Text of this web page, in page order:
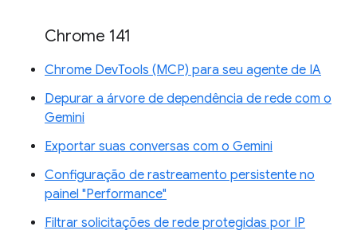
Chrome 141
Chrome DevTools (MCP) para seu agente de IA
Depurar a árvore de dependência de rede com o
Gemini
Exportar suas conversas com o Gemini
Configuração de rastreamento persistente no
painel "Performance"
Filtrar solicitações de rede protegidas por IP